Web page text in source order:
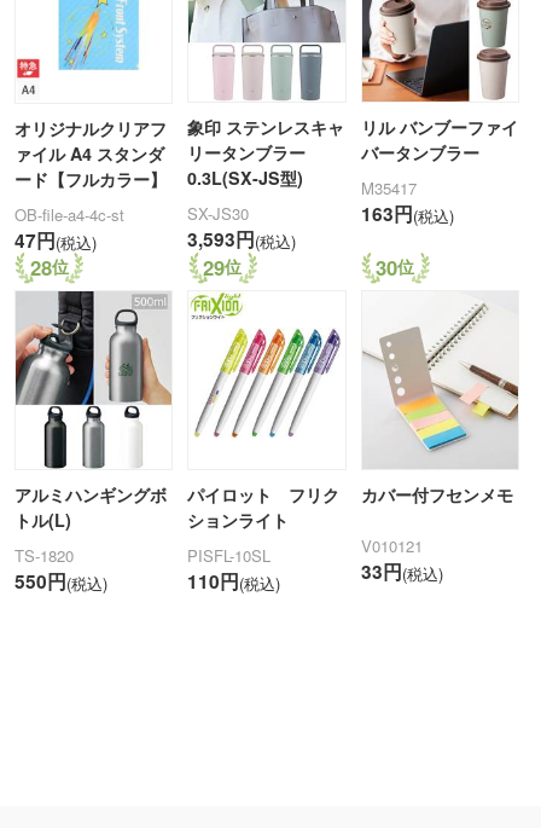
オリジナルクリアフ
ァイル A4 スタンダ
ード【フルカラー】
OB-file-a4-4c-st
47円(税込)
象印 ステンレスキャ
リータンブラー
0.3L(SX-JS型)
SX-JS30
3,593円(税込)
リル バンブーファイ
バータンブラー
M35417
163円(税込)
28
アルミハンギングボ
トル(L)
TS-1820
550円(税込)
29
パイロット フリク
ションライト
PISFL-10SL
110円(税込)
30
カバー付フセンメモ
V010121
33円(税込)